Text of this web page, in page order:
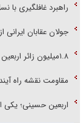
راهبرد غافلگیری با
جولان عقابان
۱.۸میلیون زائر اربعین به کشور بازگشتند
مقاومت نقشه راه
اربعین حسینی؛ یکی